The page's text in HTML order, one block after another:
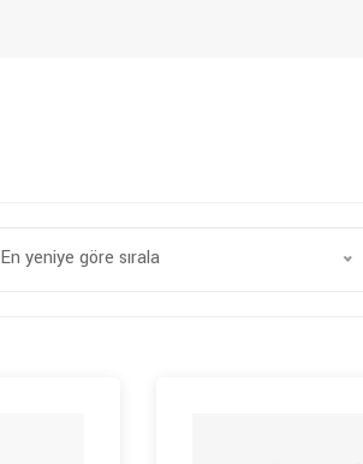
En yeniye göre sırala